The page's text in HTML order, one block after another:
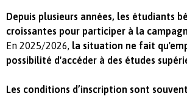
Depuis plusieurs années, les étudiants
croissantes pour participer à la
En 2025/2026, la situation ne fait
possibilité d'accéder à des études
Les conditions d’inscription sont